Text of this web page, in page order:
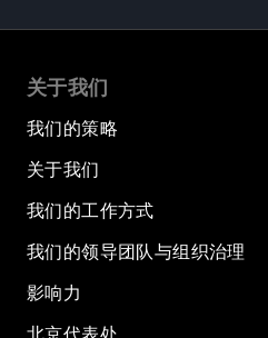
关于我们
我们的策略
关于我们
我们的工作方式
我们的领导团队与组织治理
影响力